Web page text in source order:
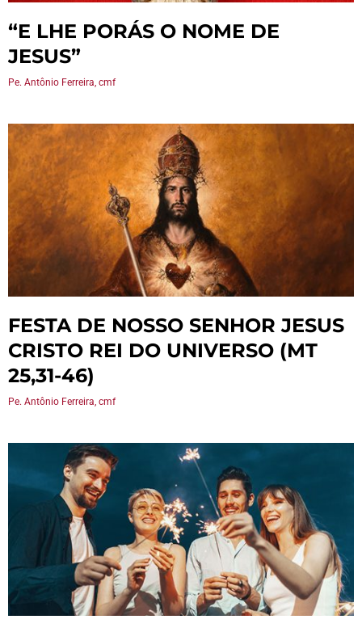
“E LHE PORÁS O NOME DE
JESUS”
Pe. Antônio Ferreira, cmf
FESTA DE NOSSO SENHOR JESUS
CRISTO REI DO UNIVERSO (MT
25,31-46)
Pe. Antônio Ferreira, cmf